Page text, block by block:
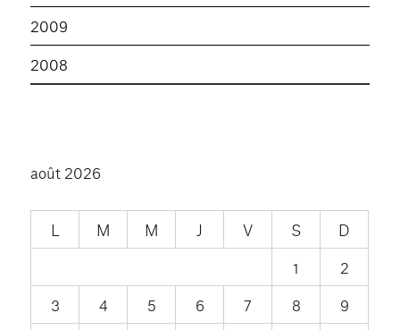
2009
2008
août 2026
L M M J V S
D
1
2
3
4 5 6 7 8
9